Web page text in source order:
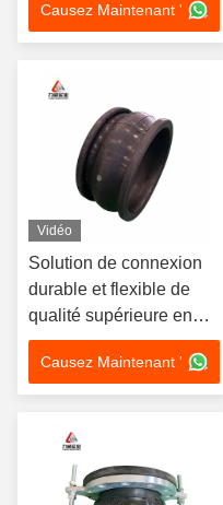
DN350 PN6
Causez Maintenant '
Vidéo
Solution de connexion
durable et flexible de
qualité supérieure en
caoutchouc flexible à
sphère unique
Causez Maintenant '